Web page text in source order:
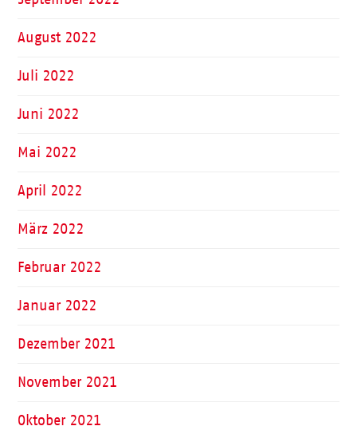
August 2022
Juli 2022
Juni 2022
Mai 2022
April 2022
März 2022
Februar 2022
Januar 2022
Dezember 2021
November 2021
Oktober 2021